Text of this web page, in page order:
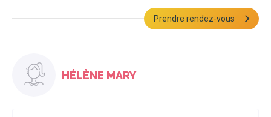
Prendre rendez-vous
HÉLÈNE MARY